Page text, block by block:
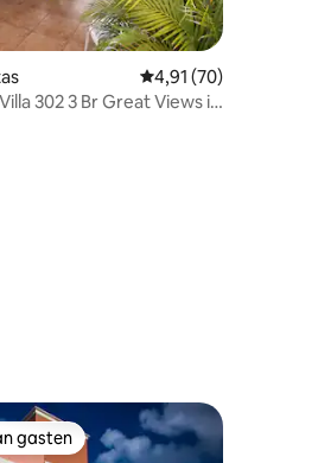
4,97 op 5, 29 recensies
Gemiddelde
4,91 (70)
302 3 Br Great Views in
gasten
gasten